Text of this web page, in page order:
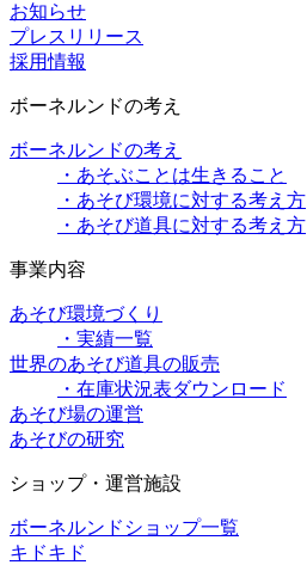
お知らせ
プレスリリース
採用情報
ボーネルンドの考え
ボーネルンドの考え
・あそぶことは生きること
・あそび環境に対する考え方
・あそび道具に対する考え方
事業内容
あそび環境づくり
・実績一覧
世界のあそび道具の販売
・在庫状況表ダウンロード
あそび場の運営
あそびの研究
ショップ・運営施設
ボーネルンドショップ一覧
キドキド